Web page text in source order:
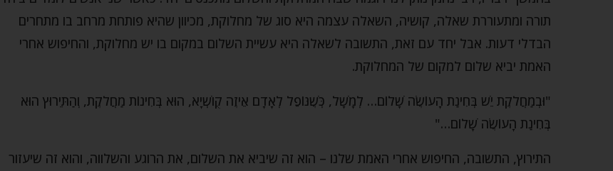
תורה ומתעוררת שאלה, קושיה, השאלה עצמה היא סוג של מחלוקת, מכיוון שהיא פותחת מרחב בו מתחרים
הבדלי דעות. אבל יחד עם זאת, התשובה לשאלה היא עשיית השלום במקום בו יש מחלוקת, והחיפוש אחרי
האמת יביא שלום למקום של המחלוקת.
"וּבְמַחֲלֹקֶת יֵשׁ בְּחִינַת הָעוֹשֶׂה שָׁלוֹם… לְמָשָׁל, כְּשֶׁנּוֹפֵל לְאָדָם אֵיזֶה קֻושְׁיָא, הוּא בְּחִינוֹת מַחֲלֹקֶת, וְהַתֵּירוּץ הוּא
בְּחִינַת הָעוֹשֶׂה שָׁלוֹם…"
התירוץ, התשובה, החיפוש אחרי האמת שלנו – הוא זה שיביא את השלום, את הרוגע והשלווה, והוא זה שיעזור